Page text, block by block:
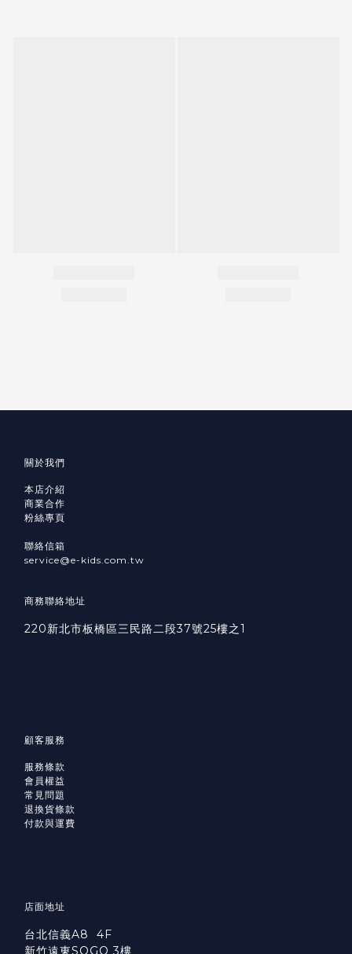
關於我們
本店介紹
商業合作
粉絲專頁
聯絡信箱
service@e-kids.com.tw
商務聯絡地址
220新北市板橋區三民路二段37號25樓之1
顧客服務
服務條款
會員權益
常見問題
退換貨條款
付款與運費
店面地址
台北信義A8 4F
新竹遠東SOGO 3樓